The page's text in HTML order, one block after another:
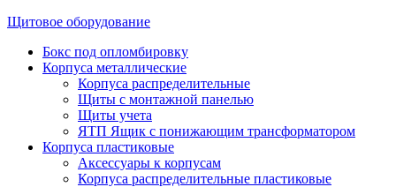
Щитовое оборудование
Бокс под опломбировку
Корпуса металлические
Корпуса распределительные
Щиты с монтажной панелью
Щиты учета
ЯТП Ящик с понижающим трансформатором
Корпуса пластиковые
Аксессуары к корпусам
Корпуса распределительные пластиковые